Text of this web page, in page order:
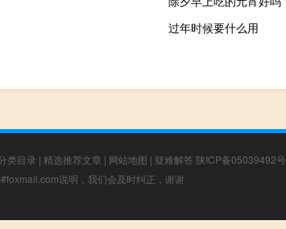
过年时候要什么用
类目录 | 精选推荐文章 | 网站地图 | 疑难解答 陕ICP备05039492号
说明，我们会及时纠正，谢谢